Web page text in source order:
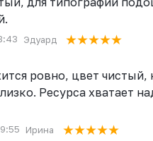
Эдуард
ровно, цвет чистый,
Ресурса хватает
Ирина